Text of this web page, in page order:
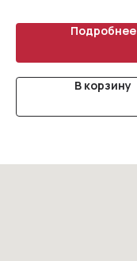
Подробнее
В корзину